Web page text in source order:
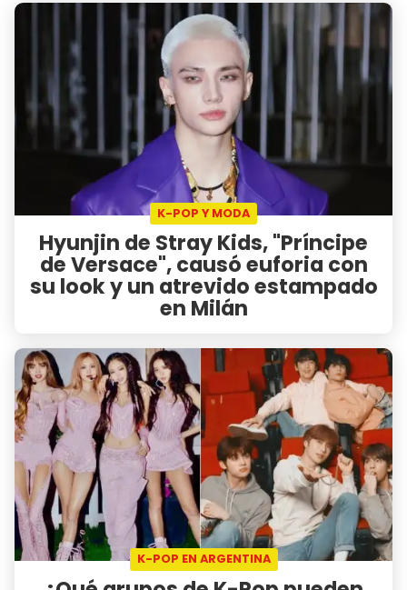
K-POP Y MODA
Hyunjin de Stray Kids, "Príncipe
de Versace", causó euforia con
su look y un atrevido estampado
en Milán
K-POP EN ARGENTINA